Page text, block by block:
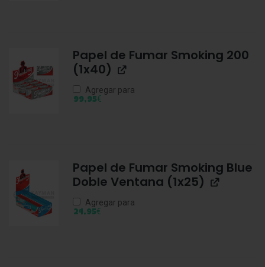
Papel de Fumar Smoking 200
(1x40)
Agregar para
99,95€
Papel de Fumar Smoking Blue
Doble Ventana (1x25)
Agregar para
24,95€